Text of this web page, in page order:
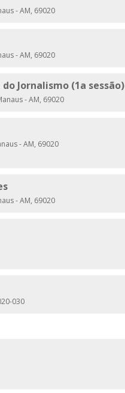
- AM, 69020
- AM, 69020
Jornalismo (1a sessão)
- AM, 69020
- AM, 69020
- AM, 69020
030